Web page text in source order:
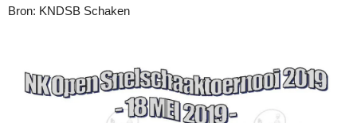
Bron: KNDSB Schaken